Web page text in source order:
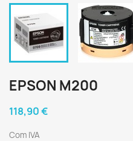
EPSON M200
118,90 €
Com IVA